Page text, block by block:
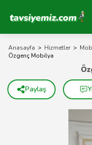
Tavsiyemiz Anasayfa
Anasayfa > Hizmetler >
Özgenç Mobilya
Paylaş